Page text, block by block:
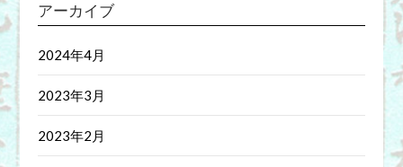
アーカイブ
2024年4月
2023年3月
2023年2月